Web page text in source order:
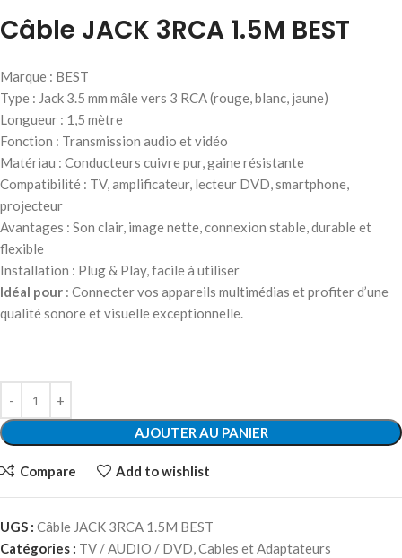
Câble JACK 3RCA 1.5M BEST
Marque : BEST
Type : Jack 3.5 mm mâle vers 3 RCA (rouge, blanc, jaune)
Longueur : 1,5 mètre
Fonction : Transmission audio et vidéo
Matériau : Conducteurs cuivre pur, gaine résistante
Compatibilité : TV, amplificateur, lecteur DVD, smartphone,
projecteur
Avantages : Son clair, image nette, connexion stable, durable et
flexible
Installation : Plug & Play, facile à utiliser
Idéal pour : Connecter vos appareils multimédias et profiter d’une
qualité sonore et visuelle exceptionnelle.
AJOUTER AU PANIER
Compare Add to wishlist
UGS : Câble JACK 3RCA 1.5M BEST
Catégories : TV / AUDIO / DVD,Cables et Adaptateurs